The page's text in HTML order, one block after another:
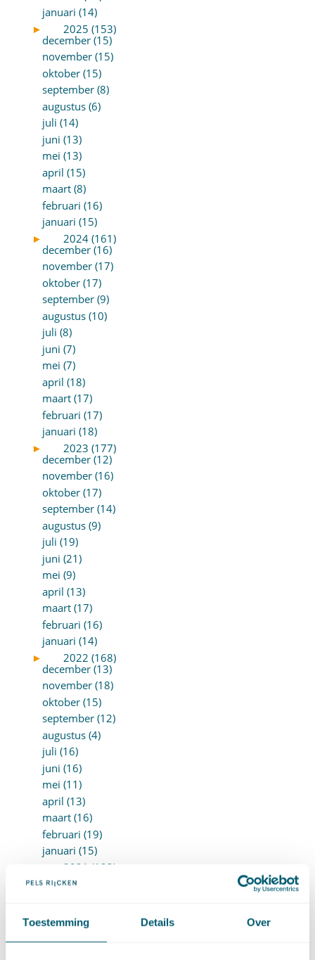
Toestemming Details Over
januari (14)
►
2025 (153)
december (15)
november (15)
oktober (15)
september (8)
augustus (6)
juli (14)
juni (13)
mei (13)
april (15)
maart (8)
februari (16)
januari (15)
►
2024 (161)
december (16)
november (17)
oktober (17)
september (9)
augustus (10)
juli (8)
juni (7)
mei (7)
april (18)
maart (17)
februari (17)
januari (18)
►
2023 (177)
december (12)
november (16)
oktober (17)
september (14)
augustus (9)
juli (19)
juni (21)
mei (9)
april (13)
maart (17)
februari (16)
januari (14)
►
2022 (168)
december (13)
november (18)
oktober (15)
september (12)
augustus (4)
juli (16)
juni (16)
mei (11)
april (13)
maart (16)
februari (19)
januari (15)
2021 (123)
december (15)
september (4)
augustus (7)